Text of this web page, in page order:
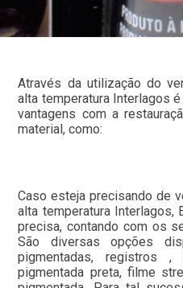
Através da utilização do
alta temperatura Interlagos
vantagens com a
material, como:
Caso esteja precisando de
alta temperatura Interlagos,
precisa, contando com os
São diversas opções
pigmentadas, registros ,
pigmentada preta, filme